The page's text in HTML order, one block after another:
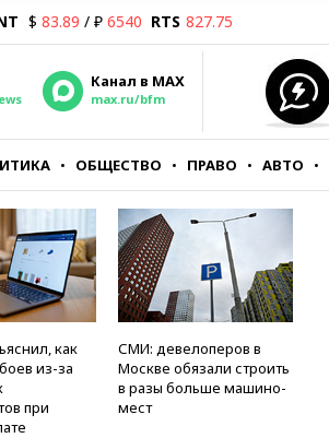
$ 83.89 / ₽ 6540 RTS 827.75
Канал в MAX
max.ru/bfm
ОБЩЕСТВО ПРАВО АВТО
как
из-за
при
СМИ: девелоперов в
Москве обязали строить
в разы больше машино-
мест